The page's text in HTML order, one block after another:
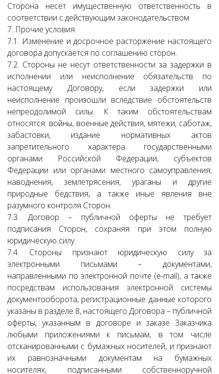
Сторона несет имущественную ответственность в
соответствии с действующим законодательством.
7. Прочие условия.
7.1. Изменение и досрочное расторжение настоящего
договора допускается по соглашению сторон.
7.2. Стороны не несут ответственности за задержки в
исполнении или неисполнение обязательств по
настоящему Договору, если задержки или
неисполнение произошли вследствие обстоятельств
непреодолимой силы. К таким обстоятельствам
относятся: войны, военные действия, мятежи, саботаж,
забастовки, издание нормативных актов
запретительного характера государственными
органами Российской Федерации, субъектов
Федерации или органами местного самоуправления;
наводнения, землетрясения, ураганы и другие
природные бедствия, а также иные явления вне
разумного контроля Сторон.
7.3. Договор – публичной оферты не требует
подписания Сторон, сохраняя при этом полную
юридическую силу.
7.4. Стороны признают юридическую силу за
электронными письмами – документами,
направленными по электронной почте (e-mail), а также
посредствам использования электронной системы
документооборота, регистрационные данные которого
указаны в разделе 8, настоящего Договора – публичной
оферты, указанным в договоре и заказе Заказчика
любыми приложениями к письмам, в том числе
отсканированными с бумажных носителей, и признают
их равнозначными документам на бумажных
носителях, подписанными собственноручной